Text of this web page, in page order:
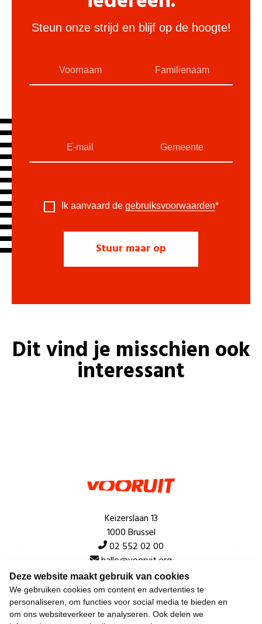
Deze website maakt gebruik van cookies
We gebruiken cookies om content en advertenties te
personaliseren, om functies voor social media te bieden en
om ons websiteverkeer te analyseren. Ook delen we
Steun onze strijd en blijf op de hoogte!
Ik aanvaard de gebruiksvoorwaarden*
Dit vind je misschien ook
interessant
Keizerslaan 13
1000 Brussel
02 552 02 00
hallo@vooruit.org
Snel